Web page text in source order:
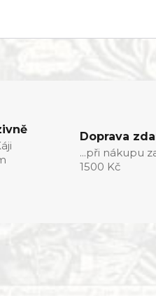
Doprava
...při nákupu
1500 Kč